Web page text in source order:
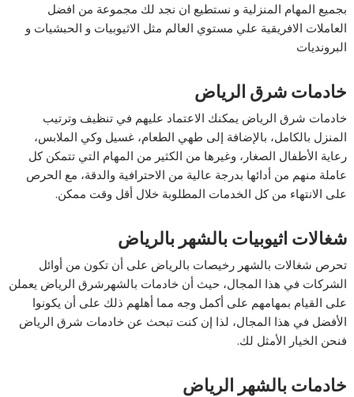
بجميع المهام المنزلية و نستطيع ان نجد لك مجموعة من افضل
العاملات الافريقية علي مستوي العالم مثل الاثيوبيات و الحبشيات و
البرونديات
خادمات شرق الرياض
خادمات شرق الرياض يمكنك الاعتماد عليهم في تنظيف وترتيب
المنزل بالكامل، بالإضافة إلى طهي الطعام، غسيل وكي الملابس،
رعاية الأطفال الصغار، وغيرها من الكثير من المهام التي تتمكن كل
عاملة منهم من أدائها بدرجة عالية من الاحترافية والدقة، مع الحرص
على الانتهاء من كل الخدمات المطلوبة خلال أقل وقت ممكن.
شغالات اثيوبيات بالشهر بالرياض
تحرص شغالات بالشهر رخيصات بالرياض على أن تكون من أوائل
الشركات في هذا المجال، حيث أن خادمات بالشهرشرق الرياض يعملن
على القيام بمهامهم على أكمل وجه مما أهلهم ذلك على أن يكونوا
الأفضل في هذا المجال، لذا إن كنت تبحث عن خادمات شرق الرياض
فنحن الخيار الأمثل لك.
خادمات بالشهر الرياض